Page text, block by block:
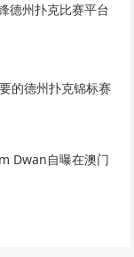
州扑克比赛平台
的德州扑克锦标赛
Dwan自曝在澳门